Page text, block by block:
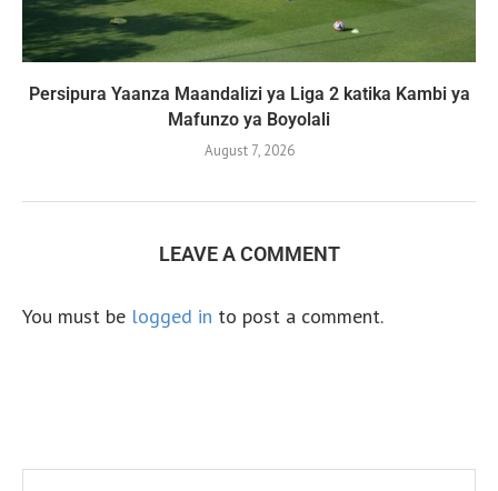
Persipura Yaanza Maandalizi ya Liga 2 katika Kambi ya
Mafunzo ya Boyolali
August 7, 2026
LEAVE A COMMENT
You must be logged in to post a comment.